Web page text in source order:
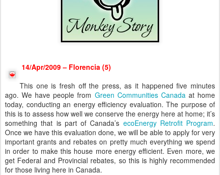
14/Apr/2009 – Florencia (5)
This one is fresh off the press, as it happened five minutes
ago. We have people from Green Communities Canadaat home
today, conducting an energy efficiency evaluation. The purpose of
this is to assess how well we conserve the energy here at home; it’s
something that is part of Canada’s ecoEnergy Retrofit Program.
Once we have this evaluation done, we will be able to apply for very
important grants and rebates on pretty much everything we spend
in order to make this house more energy efficient. Even more, we
get Federal and Provincial rebates, so this is highly recommended
for those living here in Canada.